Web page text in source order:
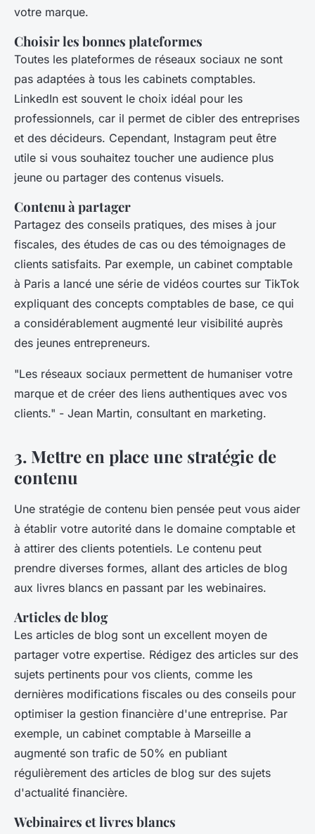
votre marque.
Choisir les bonnes plateformes
Toutes les plateformes de réseaux sociaux ne sont
pas adaptées à tous les cabinets comptables.
LinkedIn est souvent le choix idéal pour les
professionnels, car il permet de cibler des entreprises
et des décideurs. Cependant, Instagram peut être
utile si vous souhaitez toucher une audience plus
jeune ou partager des contenus visuels.
Contenu à partager
Partagez des conseils pratiques, des mises à jour
fiscales, des études de cas ou des témoignages de
clients satisfaits. Par exemple, un cabinet comptable
à Paris a lancé une série de vidéos courtes sur TikTok
expliquant des concepts comptables de base, ce qui
a considérablement augmenté leur visibilité auprès
des jeunes entrepreneurs.
"Les réseaux sociaux permettent de humaniser votre
marque et de créer des liens authentiques avec vos
clients." - Jean Martin, consultant en marketing.
3. Mettre en place une stratégie de
contenu
Une stratégie de contenu bien pensée peut vous aider
à établir votre autorité dans le domaine comptable et
à attirer des clients potentiels. Le contenu peut
prendre diverses formes, allant des articles de blog
aux livres blancs en passant par les webinaires.
Articles de blog
Les articles de blog sont un excellent moyen de
partager votre expertise. Rédigez des articles sur des
sujets pertinents pour vos clients, comme les
dernières modifications fiscales ou des conseils pour
optimiser la gestion financière d'une entreprise. Par
exemple, un cabinet comptable à Marseille a
augmenté son trafic de 50% en publiant
régulièrement des articles de blog sur des sujets
d'actualité financière.
Webinaires et livres blancs